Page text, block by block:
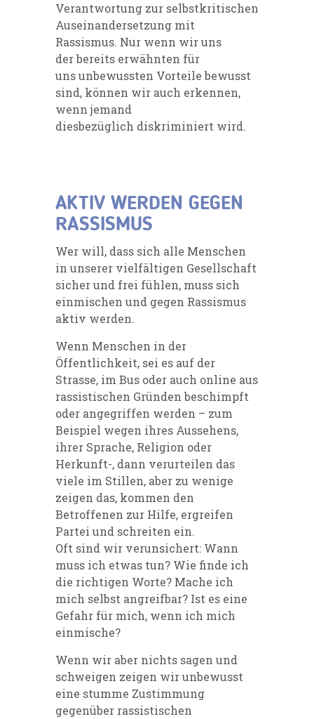
Verantwortung zur selbstkritischen
Auseinandersetzung mit
Rassismus. Nur wenn wir uns
derbereits erwähnten für
unsunbewussten Vorteile bewusst
sind, können wir auch erkennen,
wenn jemand
diesbezüglich diskriminiert wird.
AKTIV WERDEN GEGEN
RASSISMUS
Wer will, dass sich alle Menschen
in unserer vielfältigen Gesellschaft
sicher und frei fühlen, muss sich
einmischen und gegen Rassismus
aktiv werden.
Wenn Menschen in der
Öffentlichkeit, sei es auf der
Strasse, im Bus oder auch online aus
rassistischen Gründen beschimpft
oder angegriffen werden – zum
Beispiel wegen ihres Aussehens,
ihrer Sprache, Religion oder
Herkunft-, dann verurteilen das
viele im Stillen, aber zu wenige
zeigen das, kommen den
Betroffenen zur Hilfe, ergreifen
Partei und schreiten ein.
Oft sind wir verunsichert: Wann
muss ich etwas tun? Wie finde ich
die richtigen Worte? Mache ich
mich selbst angreifbar? Ist es eine
Gefahr für mich, wenn ich mich
einmische?
Wenn wir aber nichts sagen und
schweigen zeigen wir unbewusst
eine stumme Zustimmung
gegenüber rassistischen